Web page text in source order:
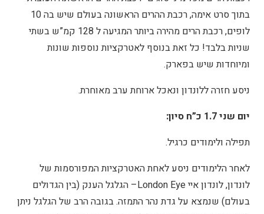
בתוך סרט אימה, רכבת ההרים הראשונה בעולם שיש בה 10
לופים, רכבת הרים מהירה ביותר המגיעה ל 128 קמ”ש בשתי
שניות בלבד! כל זאת בנוסף לאטרקציות נוספות שונות
ומיוחדות שיש בפארק.
ניסע חזרה ללונדון ונאכל ארוחת ערב מאוחרת.
יום שני 1.7 כ”ח סיון:
תפילה ולימודים כרגיל.
לאחר הלימודים ניסע לאחת האטרקציות המפורסמות של
לונדון, לונדון איי London Eye– הגלגל הענק (בין הגדולים
בעולם) שנמצא על גדת נהר התמזה. בגובה הרב של הגלגל ניתן